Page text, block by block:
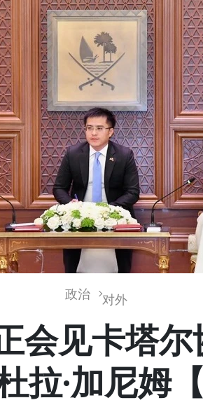
政治 对外
会见卡塔尔
拉·加尼姆【